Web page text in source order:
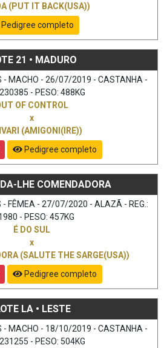
(PUT IT BACK(USA))
completo
21 • MADURO
- MACHO - 26/07/2019 - CASTANHA -
230385 - PESO: 488KG
OF CONTROL
x
(AMIGONI(IRE))
Pedigree completo
LHE COMENDADORA
- FÊMEA - 27/07/2020 - ALAZÃ - REG.:
- PESO: 457KG
É DO SUL
x
(SALUTE THE SARGE(USA))
Pedigree completo
LA • LESTE
- MACHO - 18/10/2019 - CASTANHA -
231255 - PESO: 504KG